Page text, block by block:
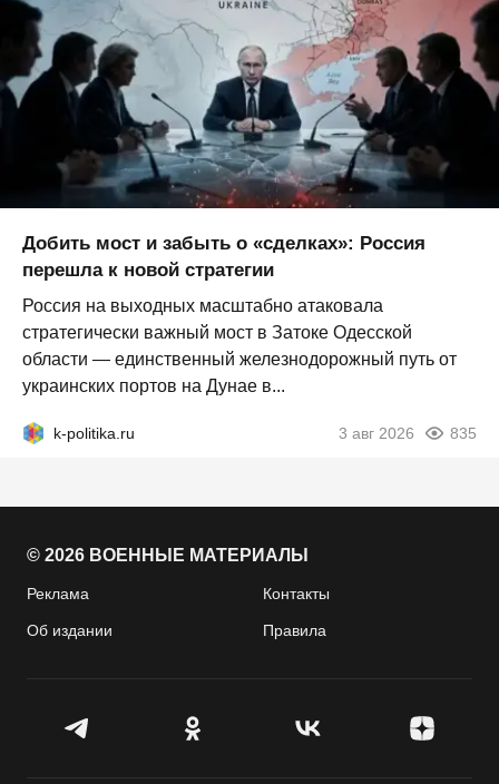
Добить мост и забыть о «сделках»: Россия
перешла к новой стратегии
Россия на выходных масштабно атаковала
стратегически важный мост в Затоке Одесской
области — единственный железнодорожный путь от
украинских портов на Дунае в...
k-politika.ru 3 авг 2026 835
© 2026 ВОЕННЫЕ МАТЕРИАЛЫ
Реклама Контакты
Об издании Правила